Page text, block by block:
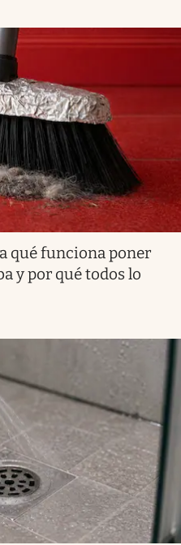
qué funciona poner
y por qué todos lo